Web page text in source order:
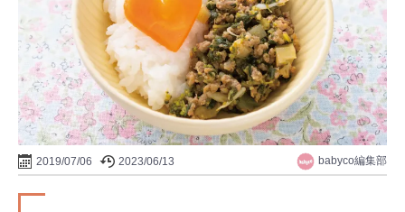
2019/07/06 2023/06/13 babyco編集部